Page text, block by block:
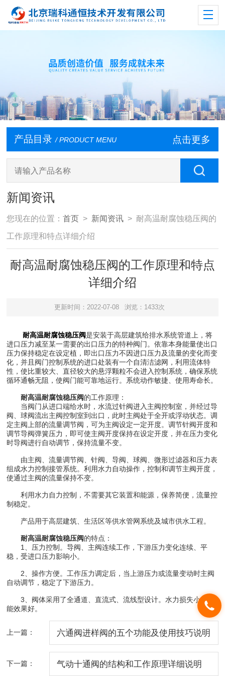
产品目录 / PRODUCT MENU 点击更多
新闻资讯
您现在的位置：首页 > 新闻资讯 > 耐高温耐腐蚀稳压阀的
工作原理和特点详细介绍
耐高温耐腐蚀稳压阀的工作原理和特点
详细介绍
更新时间：2022-07-08 浏览：1433次
耐高温耐腐蚀稳压阀是安装于高层建筑给排水系统管道上，将
进口压力减至某一需要的出口压力的特种阀门。依靠本身能量使出口
压力保持稳定在设定植，即出口压力不因进口压力及流量的变化而变
化，并且阀门控制系统的进口处装有一个自清洁滤网，利用流体特
性，使比重较大、直径较大的悬浮颗粒不会进入控制系统，确保系统
循环通畅无阻，使阀门能可靠地运行。系统动作敏捷、使用寿命长。
耐高温耐腐蚀稳压阀的工作原理：
当阀门从进口端给水时，水流过针阀进入主阀控制室，并经过导
阀、球阀流出主阀控制室到出口，此时主阀处于全开或浮动状态。调
定主阀上部的流量调节阀，可为主阀设定一定开度。调节针阀开度和
调节导阀弹簧压力，即可使主阀开度保持在设定开度，并在压力变化
时导阀进行自动调节，保持流量不变。
由主阀、流量调节阀、针阀、导阀、球阀、微形过滤器和压力表
组成水力控制接管系统。利用水力自动操作，控制和调节主阀开度，
使通过主阀的流量保持不变。
利用水力自力控制，不需要其它装置和能源，保养简便，流量控
制稳定。
产品用于高层建筑、生活区等供水管网系统及城市供水工程。
耐高温耐腐蚀稳压阀的特点：
1、压力控制。导阀、主阀连续工作，下游压力变化连续、平
稳，受进口压力影响小。
2、操作方便。工作压力调定后，当上游压力或流量变动时主阀
自动调节，稳定了下游压力。
3、阀体采用了全通道、直流式、流线型设计。水力损失小，节
能效果好。
上一篇： 六通阀进样阀的五个功能及使用技巧说明
下一篇： 气动十通阀的结构和工作原理详细说明